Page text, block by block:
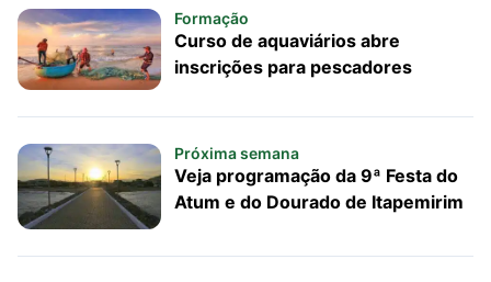
Formação
Curso de aquaviários abre
inscrições para pescadores
Próxima semana
Veja programação da 9ª Festa do
Atum e do Dourado de Itapemirim